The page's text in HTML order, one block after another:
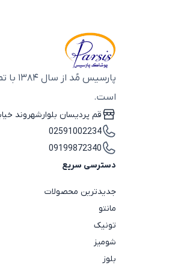
پارسیس مُد از سال ۱۳۸۴ با تمرکز بر تولید
است.
قم پردیسان بلوارشهروند
02591002234
09199872340
دسترسی سریع
جدیدترین محصولات
مانتو
تونیک
شومیز
بلوز